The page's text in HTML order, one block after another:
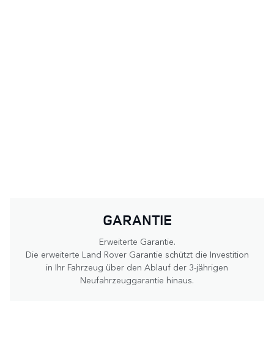
GARANTIE
Erweiterte Garantie.
Die erweiterte Land Rover Garantie schützt die Investition
in Ihr Fahrzeug über den Ablauf der 3-jährigen
Neufahrzeuggarantie hinaus.